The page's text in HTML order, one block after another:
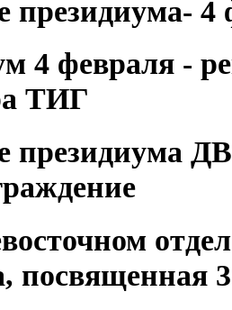
президиума- 4
4 февраля -
ТИГ
президиума
посвященная